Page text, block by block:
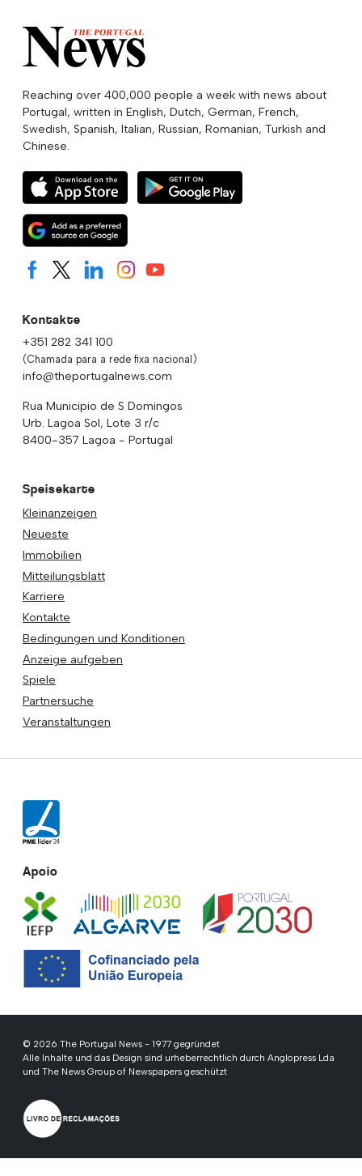
Reaching over 400,000 people a week with news about
Portugal, written in English, Dutch, German, French,
Swedish, Spanish, Italian, Russian, Romanian, Turkish and
Chinese.
Kontakte
+351 282 341 100
(Chamada para a rede fixa nacional)
info@theportugalnews.com
Rua Municipio de S Domingos
Urb. Lagoa Sol, Lote 3 r/c
8400-357 Lagoa - Portugal
Speisekarte
Kleinanzeigen
Neueste
Immobilien
Mitteilungsblatt
Karriere
Kontakte
Bedingungen und Konditionen
Anzeige aufgeben
Spiele
Partnersuche
Veranstaltungen
Apoio
© 2026 The Portugal News - 1977 gegründet
Alle Inhalte und das Design sind urheberrechtlich durch Anglopress Lda
und The News Group of Newspapers geschützt